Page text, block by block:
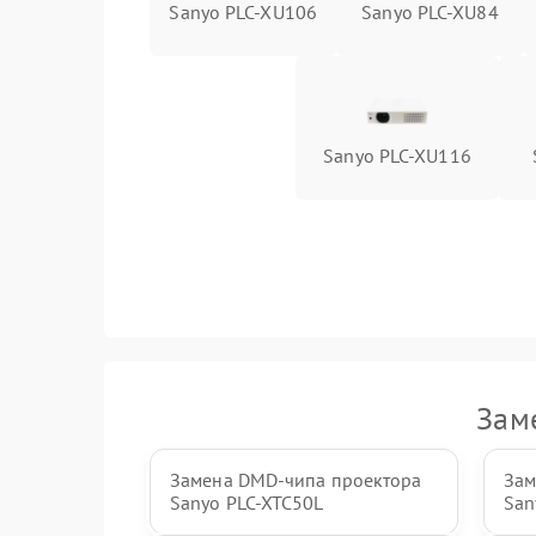
Sanyo PLC-XU106 Sanyo PLC-XU84
Sanyo PLC-XU116
Замена DMD-чипа проектора
Sanyo PLC-XTC50L